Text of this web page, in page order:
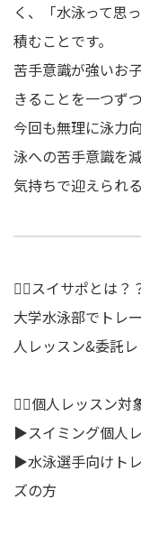
く、「水泳って思
積むことです。
苦手意識が強いお
きることを一つず
今回も無理に泳力
泳への苦手意識を
気持ちで迎えられ
🏊‍♂️スイサポとは？
大学水泳部でトレ
人レッスン&委託レ
🏊‍♂️個人レッスン対
▶︎スイミング個人
▶︎水泳選手向けト
ズの方